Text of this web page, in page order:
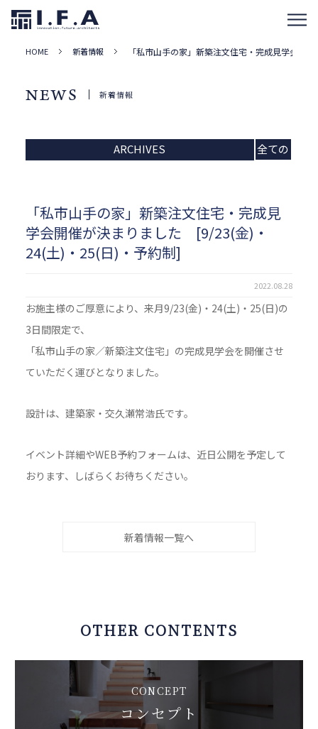
HOME 新着情報 「私市山手の家」新築注文住宅・完成見学会
NEWS 新着情報
ARCHIVES
全ての
「私市山手の家」新築注文住宅・完成見
学会開催が決まりました [9/23(金)・
24(土)・25(日)・予約制]
2022.08.28
お施主様のご厚意により、来月9/23(金)・24(土)・25(日)の
3日間限定で、
「私市山手の家／新築注文住宅」の完成見学会を開催させ
ていただく運びとなりました。
設計は、建築家・交久瀬常浩氏です。
イベント詳細やWEB予約フォームは、近日公開を予定して
おります、しばらくお待ちください。
新着情報一覧へ
OTHER CONTENTS
CONCEPT
コンセプト